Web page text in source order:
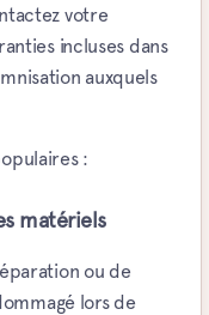
votre
incluses dans
auxquels
:
matériels
ou de
lors de